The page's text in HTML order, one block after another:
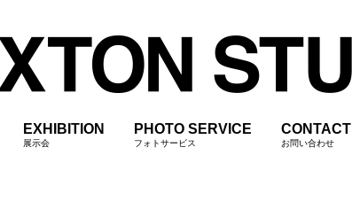
EXHIBITION
展示会
PHOTO SERVICE
フォトサービス
CONTACT
お問い合わせ